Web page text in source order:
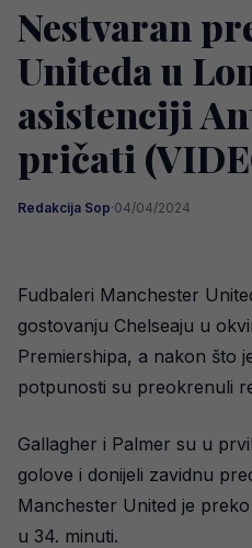
Nestvaran
Uniteda u
asistenciji
pričati
Redakcija Sop·04/04/2024
Fudbaleri Manchester
gostovanju Chelseaju u
Premiershipa, a nakon što
potpunosti su preokrenuli
Gallagher i Palmer su u
golove i donijeli zavidnu
Manchester United je
u 34. minuti.